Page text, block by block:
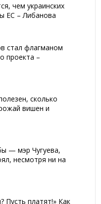
чем украинских
ЕС – Либанова
стал флагманом
проекта –
сколько
вишен и
— мэр Чугуева,
несмотря ни на
Пусть платят!» Как